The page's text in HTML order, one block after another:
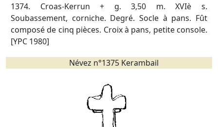
1374. Croas-Kerrun + g. 3,50 m. XVIè s.
Soubassement, corniche. Degré. Socle à pans. Fût
composé de cinq pièces. Croix à pans, petite console.
[YPC 1980]
Névez n°1375 Kerambail